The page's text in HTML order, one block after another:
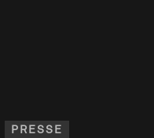
PRESSE